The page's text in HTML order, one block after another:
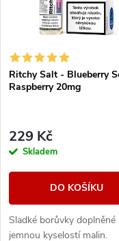
í
p
r
o
u
s
p
r
o
d
Ritchy Salt - Blueberry
Raspberry 20mg
229 Kč
Skladem
DO KOŠÍKU
Sladké borůvky doplněné
jemnou kyselostí malin.